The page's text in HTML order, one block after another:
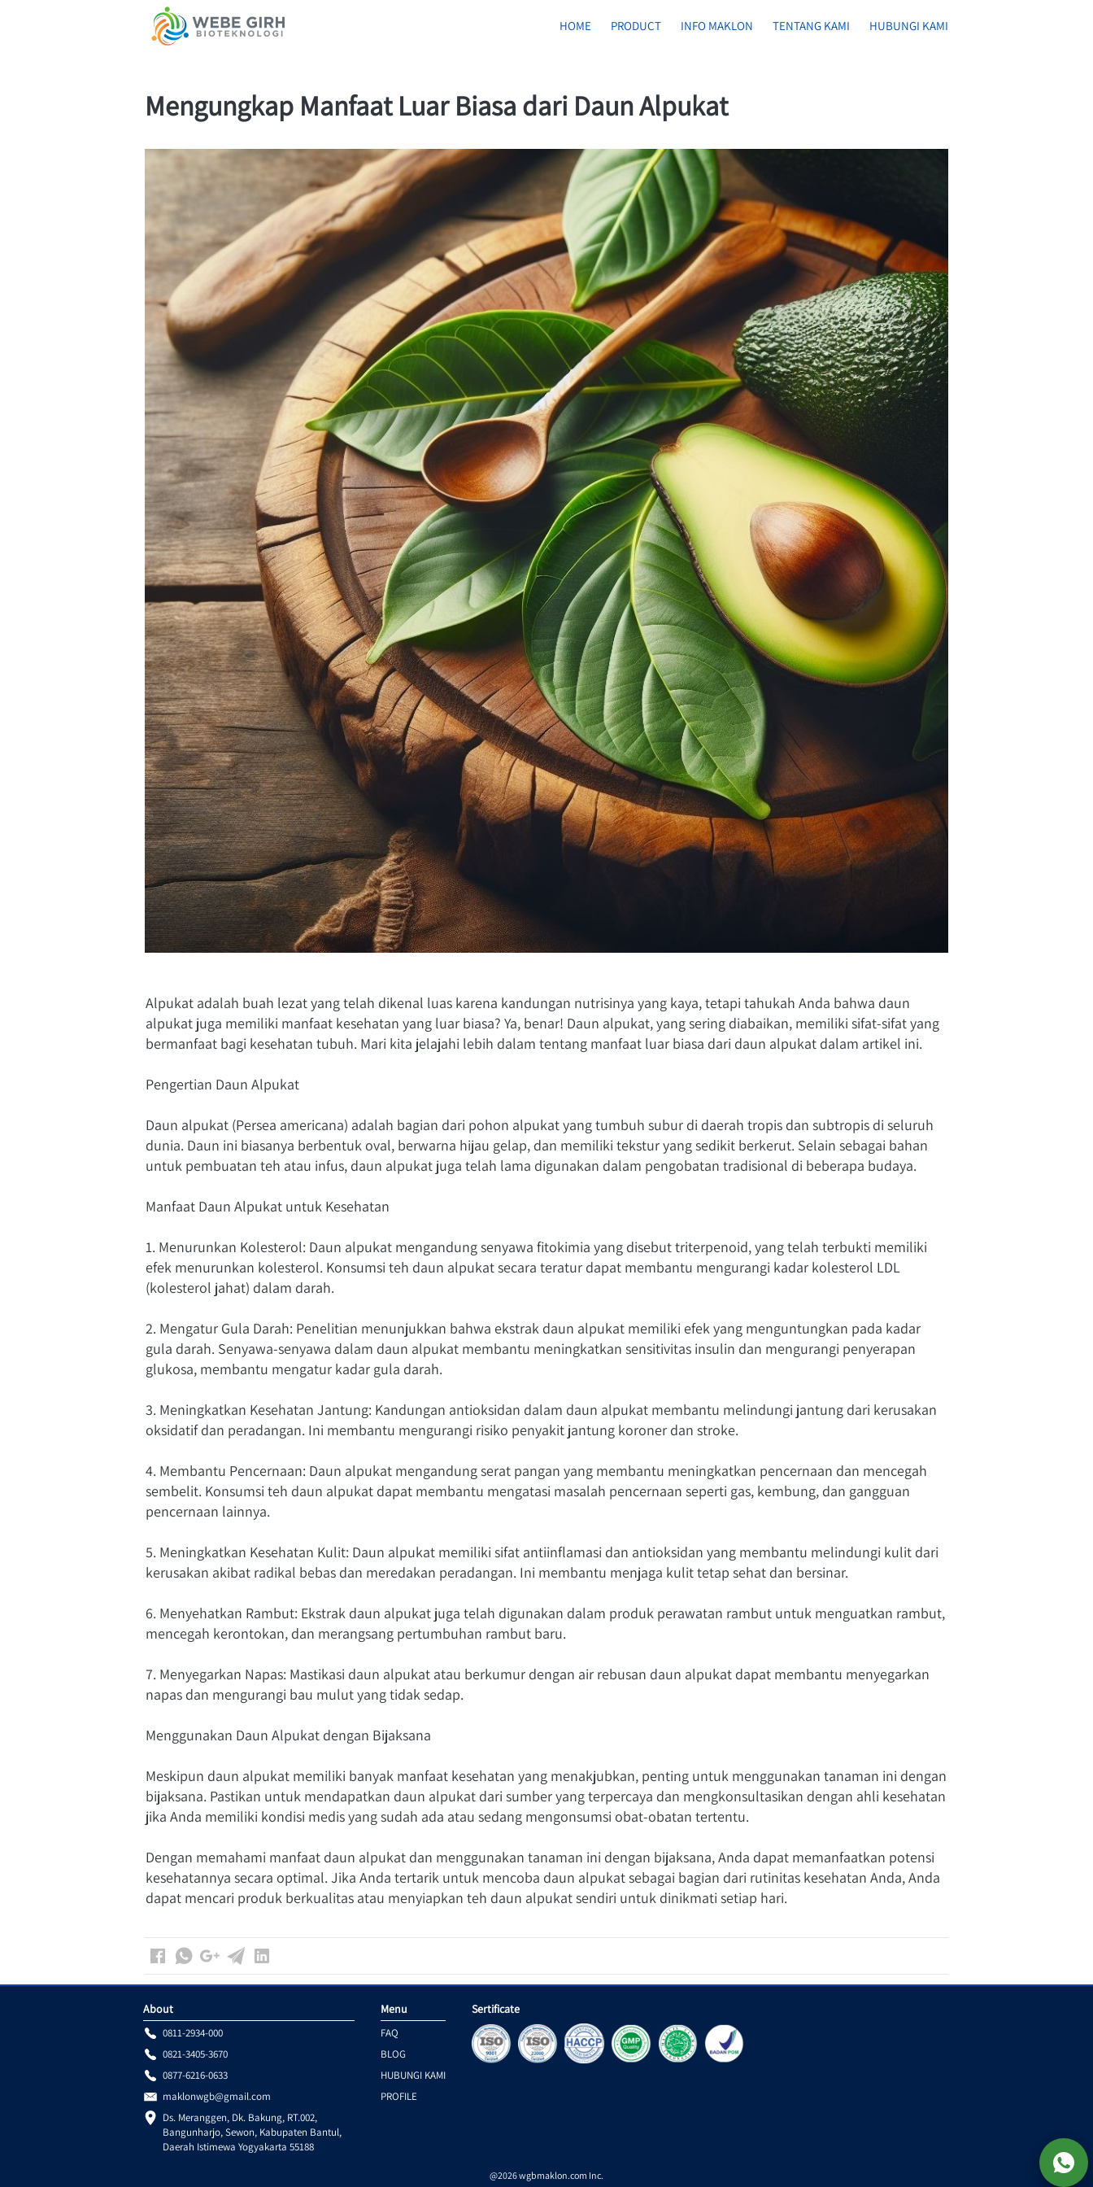
HOME PRODUCT INFO MAKLON TENTANG KAMI HUBUNGI KAMI
Mengungkap Manfaat Luar Biasa dari Daun Alpukat
Alpukat adalah buah lezat yang telah dikenal luas karena kandungan nutrisinya yang kaya, tetapi tahukah Anda bahwa daun
alpukat juga memiliki manfaat kesehatan yang luar biasa? Ya, benar! Daun alpukat, yang sering diabaikan, memiliki sifat-sifat yang
bermanfaat bagi kesehatan tubuh. Mari kita jelajahi lebih dalam tentang manfaat luar biasa dari daun alpukat dalam artikel ini.
Pengertian Daun Alpukat
Daun alpukat (Persea americana) adalah bagian dari pohon alpukat yang tumbuh subur di daerah tropis dan subtropis di seluruh
dunia. Daun ini biasanya berbentuk oval, berwarna hijau gelap, dan memiliki tekstur yang sedikit berkerut. Selain sebagai bahan
untuk pembuatan teh atau infus, daun alpukat juga telah lama digunakan dalam pengobatan tradisional di beberapa budaya.
Manfaat Daun Alpukat untuk Kesehatan
1. Menurunkan Kolesterol: Daun alpukat mengandung senyawa fitokimia yang disebut triterpenoid, yang telah terbukti memiliki
efek menurunkan kolesterol. Konsumsi teh daun alpukat secara teratur dapat membantu mengurangi kadar kolesterol LDL
(kolesterol jahat) dalam darah.
2. Mengatur Gula Darah: Penelitian menunjukkan bahwa ekstrak daun alpukat memiliki efek yang menguntungkan pada kadar
gula darah. Senyawa-senyawa dalam daun alpukat membantu meningkatkan sensitivitas insulin dan mengurangi penyerapan
glukosa, membantu mengatur kadar gula darah.
3. Meningkatkan Kesehatan Jantung: Kandungan antioksidan dalam daun alpukat membantu melindungi jantung dari kerusakan
oksidatif dan peradangan. Ini membantu mengurangi risiko penyakit jantung koroner dan stroke.
4. Membantu Pencernaan: Daun alpukat mengandung serat pangan yang membantu meningkatkan pencernaan dan mencegah
sembelit. Konsumsi teh daun alpukat dapat membantu mengatasi masalah pencernaan seperti gas, kembung, dan gangguan
pencernaan lainnya.
5. Meningkatkan Kesehatan Kulit: Daun alpukat memiliki sifat antiinflamasi dan antioksidan yang membantu melindungi kulit dari
kerusakan akibat radikal bebas dan meredakan peradangan. Ini membantu menjaga kulit tetap sehat dan bersinar.
6. Menyehatkan Rambut: Ekstrak daun alpukat juga telah digunakan dalam produk perawatan rambut untuk menguatkan rambut,
mencegah kerontokan, dan merangsang pertumbuhan rambut baru.
7. Menyegarkan Napas: Mastikasi daun alpukat atau berkumur dengan air rebusan daun alpukat dapat membantu menyegarkan
napas dan mengurangi bau mulut yang tidak sedap.
Menggunakan Daun Alpukat dengan Bijaksana
Meskipun daun alpukat memiliki banyak manfaat kesehatan yang menakjubkan, penting untuk menggunakan tanaman ini dengan
bijaksana. Pastikan untuk mendapatkan daun alpukat dari sumber yang terpercaya dan mengkonsultasikan dengan ahli kesehatan
jika Anda memiliki kondisi medis yang sudah ada atau sedang mengonsumsi obat-obatan tertentu.
Dengan memahami manfaat daun alpukat dan menggunakan tanaman ini dengan bijaksana, Anda dapat memanfaatkan potensi
kesehatannya secara optimal. Jika Anda tertarik untuk mencoba daun alpukat sebagai bagian dari rutinitas kesehatan Anda, Anda
dapat mencari produk berkualitas atau menyiapkan teh daun alpukat sendiri untuk dinikmati setiap hari.
About
0811-2934-000
0821-3405-3670
0877-6216-0633
maklonwgb@gmail.com
Ds. Meranggen, Dk. Bakung, RT.002,
Bangunharjo, Sewon, Kabupaten Bantul,
Daerah Istimewa Yogyakarta 55188
Menu
FAQ
BLOG
HUBUNGI KAMI
PROFILE
Sertificate
@2026wgbmaklon.com Inc.